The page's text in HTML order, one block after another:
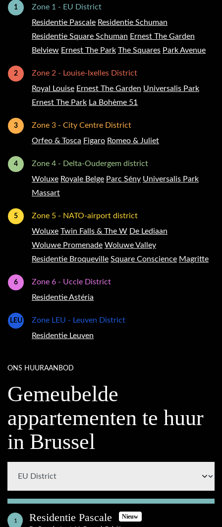
1
Zone 1 - EU District
Residentie Pascale Residentie Schuman
Residentie Square Schuman Ernest The Garden
Belview Ernest The Park The Squares Park Avenue
2
Zone 2 - Louise-Ixelles District
Royal Louise Ernest The Garden Universalis Park
Ernest The Park La Bohème 51
3
Zone 3 - City Centre District
Orfeo & Tosca Figaro Romeo & Juliet
4
Zone 4 - Delta-Oudergem district
Woluxe Royale Belge Parc Sény Universalis Park
Massart
5
Zone 5 - NATO-airport district
Woluxe Twin Falls & The W De Lediaan
Woluwe Promenade Woluwe Valley
Residentie Broqueville Square Conscience Magritte
6
Zone 6 - Uccle District
Residentie Astéria
LEU
Zone LEU - Leuven District
Residentie Leuven
ONS HUURAANBOD
Gemeubelde
appartementen te huur
in Brussel
1 Residentie Pascale Nieuw